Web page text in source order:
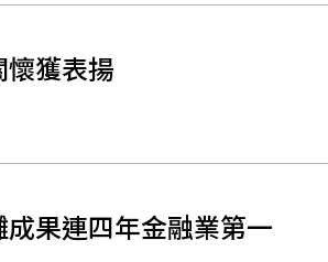
獲表揚
果連四年金融業第一